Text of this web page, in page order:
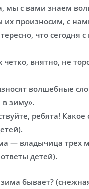
мы с вами знаем
их произносим, с
что сегодня
четко, внятно, не
волшебные
в зиму».
ребята! Какое
— владычица трех
детей).
бывает?